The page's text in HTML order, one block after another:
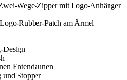
Wege-Zipper mit Logo-Anhänger
Rubber-Patch am Ärmel
Design
Entendaunen
und Stopper